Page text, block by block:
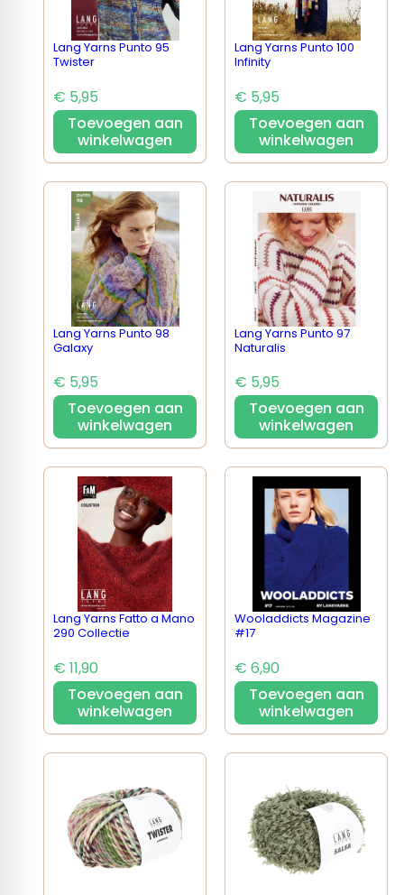
Lang Yarns Punto 95
Twister
€ 5,95
Toevoegen aan
winkelwagen
Lang Yarns Punto 100
Infinity
€ 5,95
Toevoegen aan
winkelwagen
Lang Yarns Punto 98
Galaxy
€ 5,95
Toevoegen aan
winkelwagen
Lang Yarns Punto 97
Naturalis
€ 5,95
Toevoegen aan
winkelwagen
Lang Yarns Fatto a Mano
290 Collectie
€ 11,90
Toevoegen aan
winkelwagen
Wooladdicts Magazine
#17
€ 6,90
Toevoegen aan
winkelwagen